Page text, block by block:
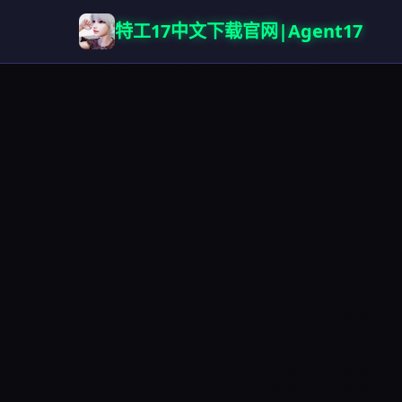
特工17中文下载官网|Agent17